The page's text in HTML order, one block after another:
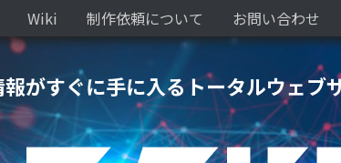
Wiki 制作依頼について お問い合わせ
がすぐに手に入るトータルウェブ